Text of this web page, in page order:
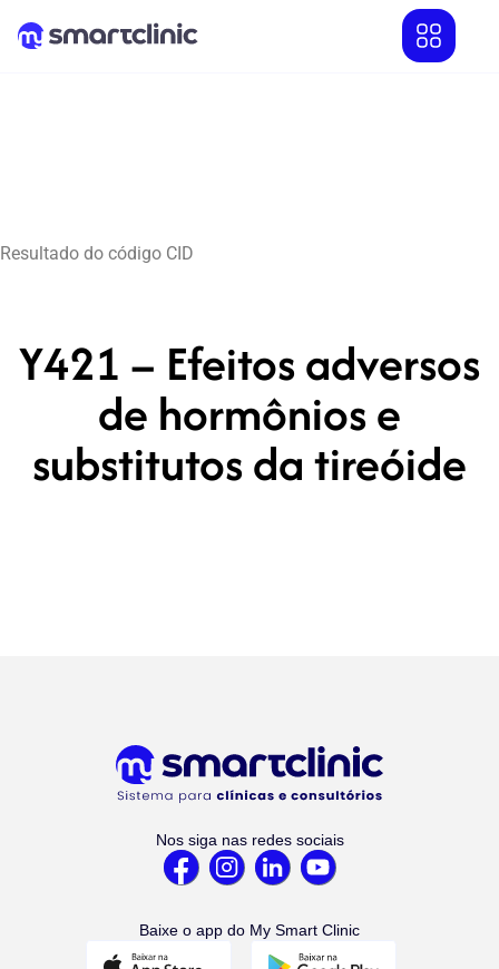
Resultado do código CID
Y421 – Efeitos adversos
de hormônios e
substitutos da tireóide
Nos siga nas redes sociais
Baixe o app do My Smart Clinic